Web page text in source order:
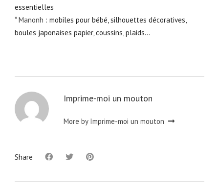
essentielles
*Manonh : mobiles pour bébé, silhouettes décoratives,
boules japonaises papier, coussins, plaids…
Imprime-moi un mouton
More by Imprime-moi un mouton
Share